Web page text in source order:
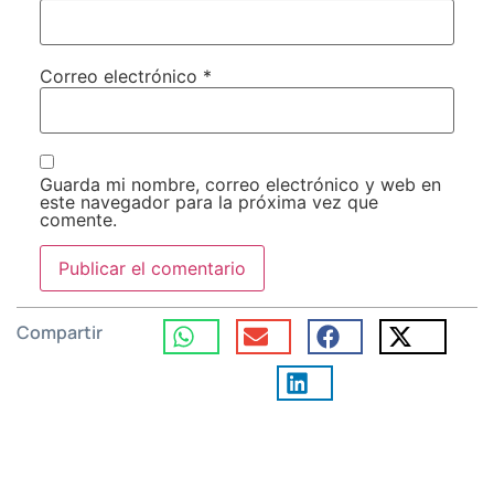
Correo electrónico *
Guarda mi nombre, correo electrónico y web en
este navegador para la próxima vez que
comente.
Compartir